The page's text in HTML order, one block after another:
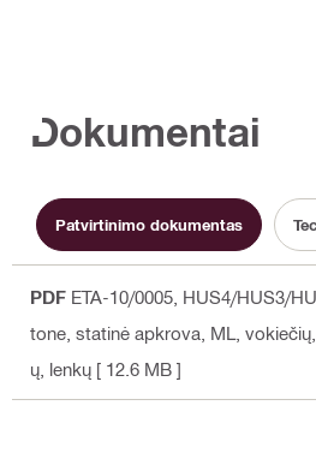
Dokumentai
Patvirtinimo dokumentas
PDF ETA-10/0005, HUS4/HUS3/
tone, statinė apkrova, ML ,
ų, lenkų [ 12.6 MB ]